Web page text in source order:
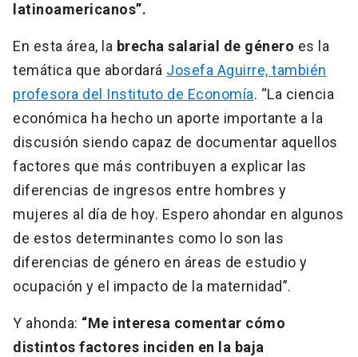
latinoamericanos”.
En esta área, la brecha salarial de género es la
temática que abordará Josefa Aguirre, también
profesora del Instituto de Economía. “La ciencia
económica ha hecho un aporte importante a la
discusión siendo capaz de documentar aquellos
factores que más contribuyen a explicar las
diferencias de ingresos entre hombres y
mujeres al día de hoy. Espero ahondar en algunos
de estos determinantes como lo son las
diferencias de género en áreas de estudio y
ocupación y el impacto de la maternidad”.
Y ahonda: “Me interesa comentar cómo
distintos factores inciden en la baja